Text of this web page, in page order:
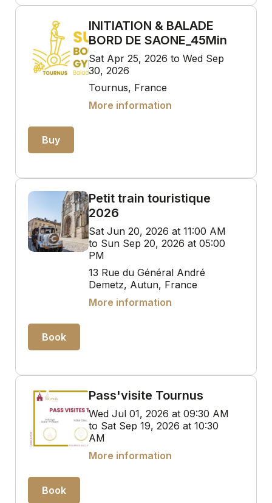
INITIATION & BALADE
BORD DE SAONE_45Min
Sat Apr 25, 2026 to Wed Sep
30, 2026
Tournus, France
More information
Buy
Petit train touristique
2026
Sat Jun 20, 2026 at 11:00 AM
to Sun Sep 20, 2026 at 05:00
PM
13 Rue du Général André
Demetz, Autun, France
More information
Book
Pass'visite Tournus
Wed Jul 01, 2026 at 09:30 AM
to Sat Sep 19, 2026 at 10:30
AM
More information
Book